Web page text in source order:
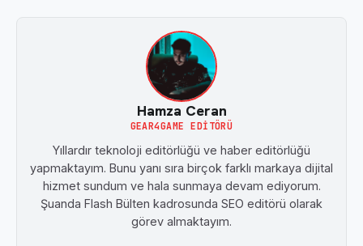
Hamza Ceran
GEAR4GAME EDITÖRÜ
Yıllardır teknoloji editörlüğü ve haber editörlüğü
yapmaktayım. Bunu yanı sıra birçok farklı markaya dijital
hizmet sundum ve hala sunmaya devam ediyorum.
Şuanda Flash Bülten kadrosunda SEO editörü olarak
görev almaktayım.